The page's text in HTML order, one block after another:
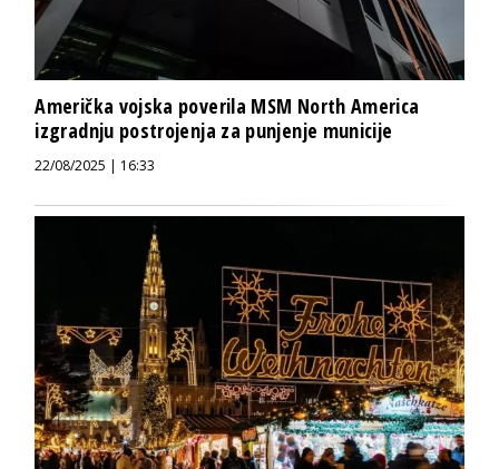
Američka vojska poverila MSM North America
izgradnju postrojenja za punjenje municije
22/08/2025 | 16:33